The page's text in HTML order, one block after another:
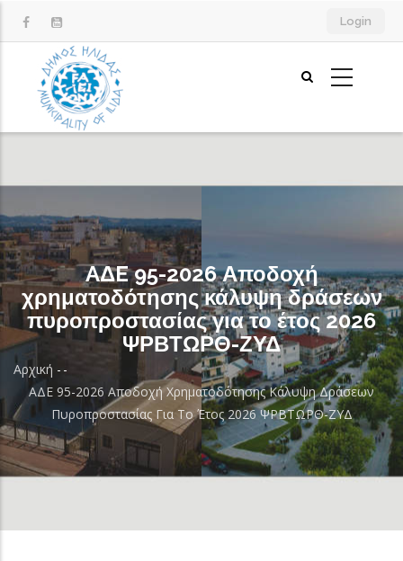
προς
περιεχόμενο
Login
AΔE 95-2026 Αποδοχή
χρηματοδότησης κάλυψη δράσεων
πυροπροστασίας για το έτος 2026
ΨΡΒΤΩΡΘ-ΖΥΔ
Breadcrumb
Αρχική - -
AΔE 95-2026 Αποδοχή Χρηματοδότησης Κάλυψη Δράσεων
Πυροπροστασίας Για Το Έτος 2026 ΨΡΒΤΩΡΘ-ΖΥΔ